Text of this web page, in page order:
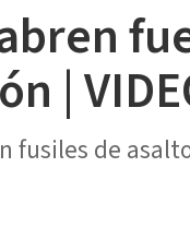
|
de asalto